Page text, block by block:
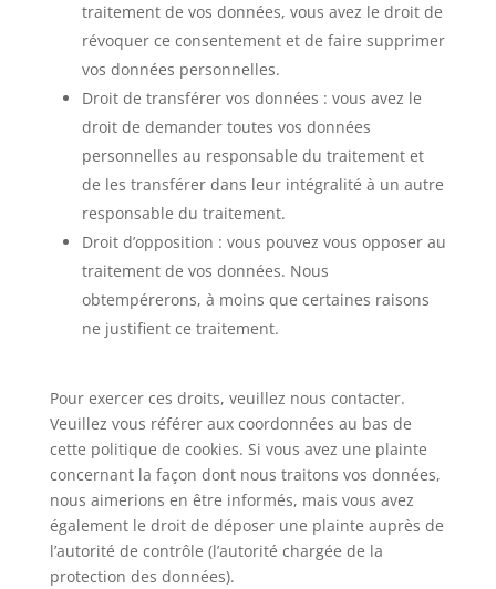
traitement de vos données, vous avez le droit de
révoquer ce consentement et de faire supprimer
vos données personnelles.
Droit de transférer vos données : vous avez le
droit de demander toutes vos données
personnelles au responsable du traitement et
de les transférer dans leur intégralité à un autre
responsable du traitement.
Droit d’opposition : vous pouvez vous opposer au
traitement de vos données. Nous
obtempérerons, à moins que certaines raisons
ne justifient ce traitement.
Pour exercer ces droits, veuillez nous contacter.
Veuillez vous référer aux coordonnées au bas de
cette politique de cookies. Si vous avez une plainte
concernant la façon dont nous traitons vos données,
nous aimerions en être informés, mais vous avez
également le droit de déposer une plainte auprès de
l’autorité de contrôle (l’autorité chargée de la
protection des données).